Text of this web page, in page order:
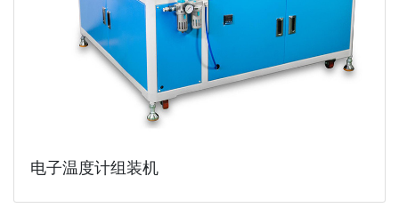
电子温度计组装机